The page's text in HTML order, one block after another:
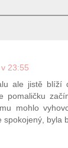
23:55
ale jistě blíží
pomaličku
mohlo
spokojený, byla